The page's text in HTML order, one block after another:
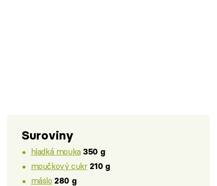
Suroviny
hladká mouka 350 g
moučkový cukr 210 g
máslo 280 g